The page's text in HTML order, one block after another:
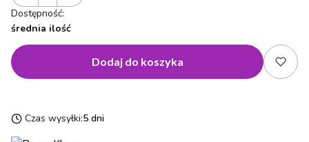
Dostępność:
średnia ilość
Dodaj do koszyka
Czas wysyłki:5 dni